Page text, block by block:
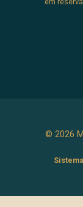
© 2026